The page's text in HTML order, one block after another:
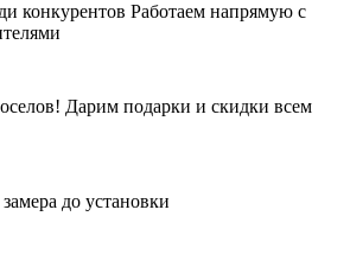
конкурентов Работаем напрямую с
Дарим подарки и скидки всем
до установки